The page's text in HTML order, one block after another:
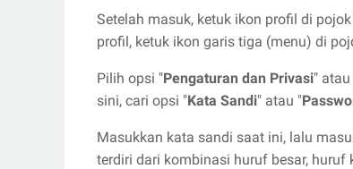
Setelah masuk, ketuk ikon profil di
profil, ketuk ikon garis tiga (menu) di
Pilih opsi "Pengaturan dan Privasi"
sini, cari opsi "Kata Sandi" atau "
Masukkan kata sandi saat ini, lalu
terdiri dari kombinasi huruf besar,